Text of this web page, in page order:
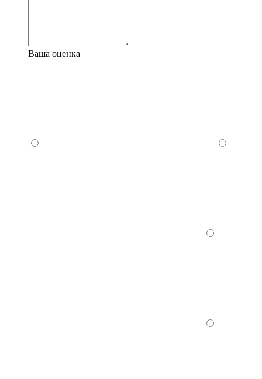
Ваша оценка